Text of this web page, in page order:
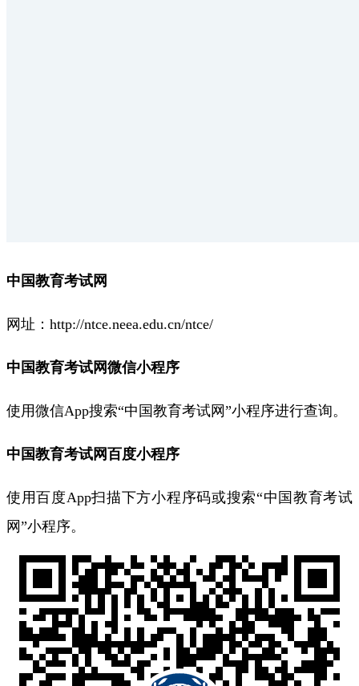
中国教育考试网
网址：http://ntce.neea.edu.cn/ntce/
中国教育考试网微信小程序
使用微信App搜索“中国教育考试网”小程序进行查询。
中国教育考试网百度小程序
使用百度App扫描下方小程序码或搜索“中国教育考试
网”小程序。